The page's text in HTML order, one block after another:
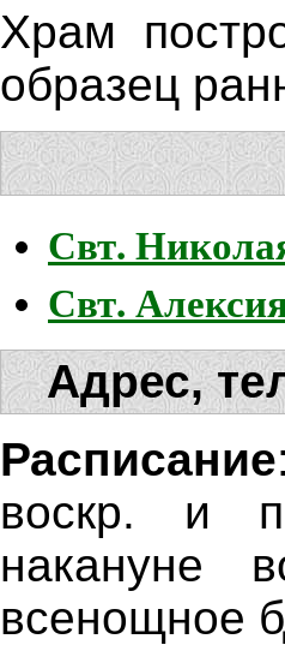
Храм
образец
Свт.
Свт.
Адрес,
Расписание
воскр. и
накануне
всенощное